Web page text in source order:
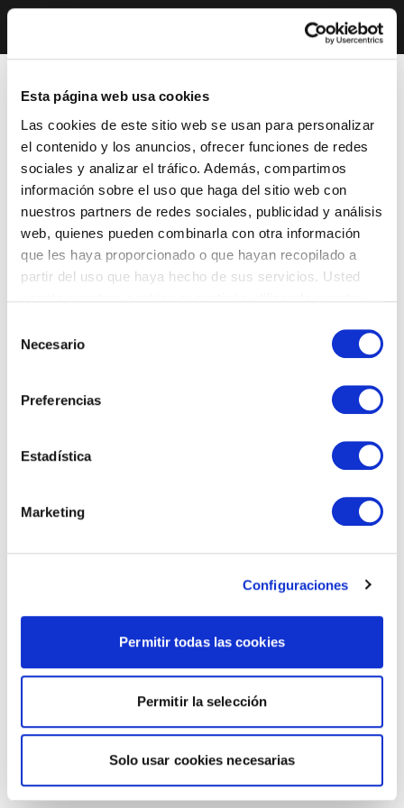
Esta página web usa cookies
Las cookies de este sitio web se usan para personalizar
el contenido y los anuncios, ofrecer funciones de redes
sociales y analizar el tráfico. Además, compartimos
información sobre el uso que haga del sitio web con
nuestros partners de redes sociales, publicidad y análisis
web, quienes pueden combinarla con otra información
que les haya proporcionado o que hayan recopilado a
partir del uso que haya hecho de sus servicios. Usted
Necesario
Preferencias
Estadística
Marketing
Configuraciones
Permitir todas las cookies
Permitir la selección
Solo usar cookies necesarias